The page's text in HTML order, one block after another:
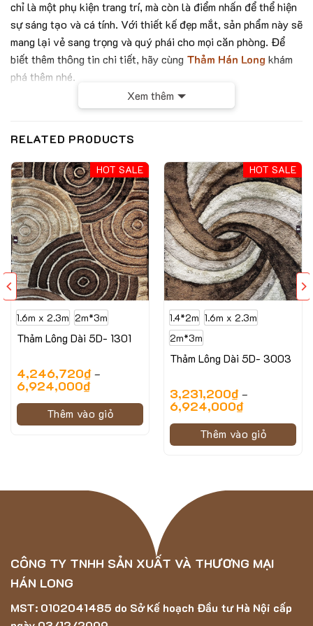
chỉ là một phụ kiện trang trí, mà còn là điểm nhấn để thể hiện
sự sáng tạo và cá tính. Với thiết kế đẹp mắt, sản phẩm này sẽ
mang lại vẻ sang trọng và quý phái cho mọi căn phòng. Để
biết thêm thông tin chi tiết, hãy cùng Thảm Hán Long khám
phá thêm nhé.
Hình ảnh minh họa của mẫu thảm ASTEN-2001C
Thông số kỹ thuật của mẫu thảm trải sàn
ASTEN-2001C
Xem thêm
RELATED PRODUCTS
HOT SALE
1.6m x 2.3m 2m*3m
Thảm Lông Dài 5D- 1301
4,246,720₫–
6,924,000₫
Thêm vào giỏ
HOT SALE
1.4*2m 1.6m x 2.3m
2m*3m
Thảm Lông Dài 5D- 3003
3,231,200₫–
6,924,000₫
Thêm vào giỏ
CÔNG TY TNHH SẢN XUẤT VÀ THƯƠNG MẠI
HÁN LONG
MST: 0102041485 do Sở Kế hoạch Đầu tư Hà Nội cấp